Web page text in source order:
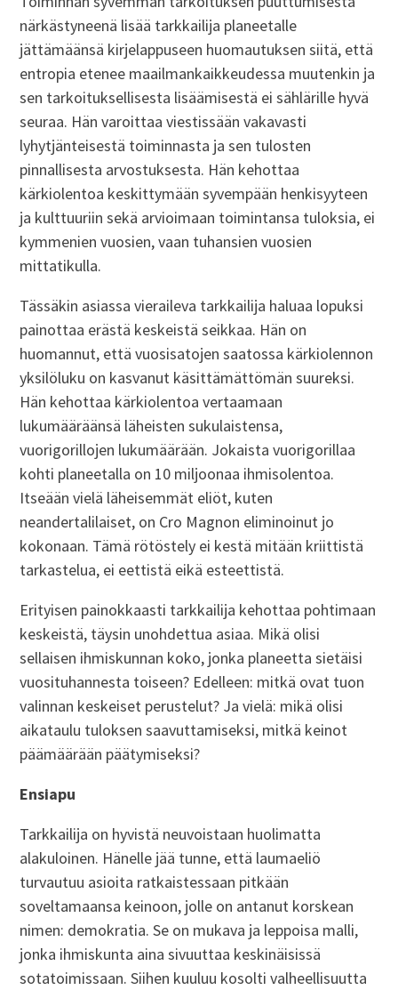
närkästyneenä lisää tarkkailija planeetalle
jättämäänsä kirjelappuseen huomautuksen siitä, että
entropia etenee maailmankaikkeudessa muutenkin ja
sen tarkoituksellisesta lisäämisestä ei sählärille hyvä
seuraa. Hän varoittaa viestissään vakavasti
lyhytjänteisestä toiminnasta ja sen tulosten
pinnallisesta arvostuksesta. Hän kehottaa
kärkiolentoa keskittymään syvempään henkisyyteen
ja kulttuuriin sekä arvioimaan toimintansa tuloksia, ei
kymmenien vuosien, vaan tuhansien vuosien
mittatikulla.
Tässäkin asiassa vieraileva tarkkailija haluaa lopuksi
painottaa erästä keskeistä seikkaa. Hän on
huomannut, että vuosisatojen saatossa kärkiolennon
yksilöluku on kasvanut käsittämättömän suureksi.
Hän kehottaa kärkiolentoa vertaamaan
lukumääräänsä läheisten sukulaistensa,
vuorigorillojen lukumäärään. Jokaista vuorigorillaa
kohti planeetalla on 10 miljoonaa ihmisolentoa.
Itseään vielä läheisemmät eliöt, kuten
neandertalilaiset, on Cro Magnon eliminoinut jo
kokonaan. Tämä rötöstely ei kestä mitään kriittistä
tarkastelua, ei eettistä eikä esteettistä.
Erityisen painokkaasti tarkkailija kehottaa pohtimaan
keskeistä, täysin unohdettua asiaa. Mikä olisi
sellaisen ihmiskunnan koko, jonka planeetta sietäisi
vuosituhannesta toiseen? Edelleen: mitkä ovat tuon
valinnan keskeiset perustelut? Ja vielä: mikä olisi
aikataulu tuloksen saavuttamiseksi, mitkä keinot
päämäärään päätymiseksi?
Ensiapu
Tarkkailija on hyvistä neuvoistaan huolimatta
alakuloinen. Hänelle jää tunne, että laumaeliö
turvautuu asioita ratkaistessaan pitkään
soveltamaansa keinoon, jolle on antanut korskean
nimen: demokratia. Se on mukava ja leppoisa malli,
jonka ihmiskunta aina sivuuttaa keskinäisissä
sotatoimissaan. Siihen kuuluu kosolti valheellisuutta